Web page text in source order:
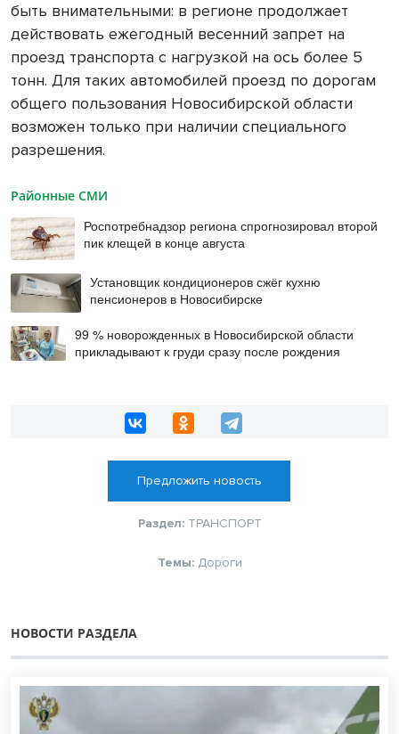
быть внимательными: в регионе продолжает
действовать ежегодный весенний запрет на
проезд транспорта с нагрузкой на ось более 5
тонн. Для таких автомобилей проезд по дорогам
общего пользования Новосибирской области
возможен только при наличии специального
разрешения.
Районные СМИ
Роспотребнадзор региона спрогнозировал второй
пик клещей в конце августа
Установщик кондиционеров сжёг кухню
пенсионеров в Новосибирске
99 % новорожденных в Новосибирской области
прикладывают к груди сразу после рождения
Предложить новость
Раздел: ТРАНСПОРТ
Темы: Дороги
НОВОСТИ РАЗДЕЛА